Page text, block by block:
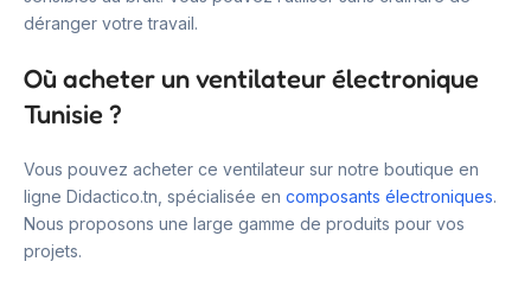
déranger votre travail.
Où acheter un ventilateur électronique
Tunisie ?
Vous pouvez acheter ce ventilateur sur notre boutique en
ligne Didactico.tn, spécialisée en composants électroniques.
Nous proposons une large gamme de produits pour vos
projets.